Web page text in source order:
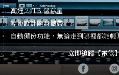
高達 24TB 儲存量
輕便設計隨身攜帶
自動備份功能，無論走到哪裡都能
立即追蹤【電笠